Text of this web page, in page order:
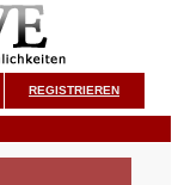
REGISTRIEREN